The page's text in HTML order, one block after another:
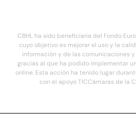
CBHL ha sido beneficiaria del Fondo
cuyo objetivo es mejorar el uso y la
información y de las comunicaciones
gracias al que ha podido implementar
online. Esta acción ha tenido lugar
con el apoyo TICCámaras de la